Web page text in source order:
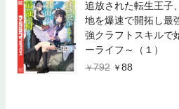
追放された転生王子
地を爆速で開拓し最
強クラフトスキルで
ーライフ～（１）
792
88